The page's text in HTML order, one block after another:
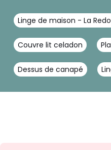
Linge de maison - La
Couvre lit celadon
Dessus de canapé